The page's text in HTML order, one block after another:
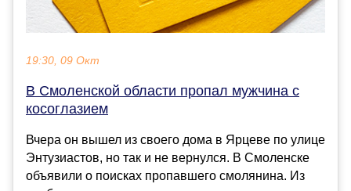
19:30, 09 Окт
В Смоленской области пропал мужчина с
косоглазием
Вчера он вышел из своего дома в Ярцеве по улице
Энтузиастов, но так и не вернулся. В Смоленске
объявили о поисках пропавшего смолянина. Из